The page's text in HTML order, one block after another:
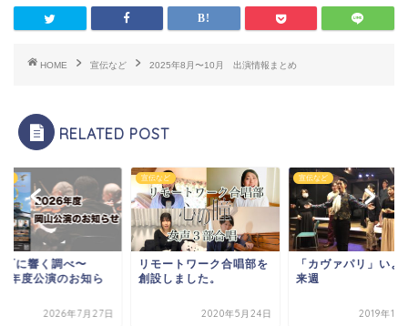
HOME 宣伝など 2025年8月〜10月 出演情報まとめ
RELATED POST
町に響く調べ〜
年度公演のお知ら
2026年7月27日
宣伝など
リモートワーク合唱部を
創設しました。
2020年5月24日
宣伝など
「カヴァパリ」いよ
来週
2019年11